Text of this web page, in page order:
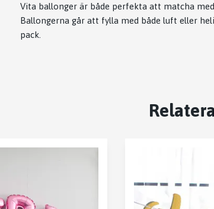
Vita ballonger är både perfekta att matcha
Ballongerna går att fylla med både luft eller
pack.